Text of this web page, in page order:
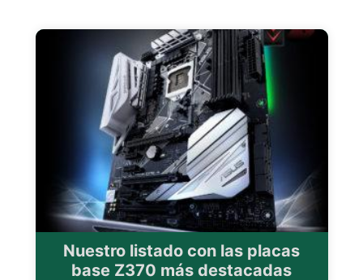
Nuestro listado con las placas
base Z370 más destacadas